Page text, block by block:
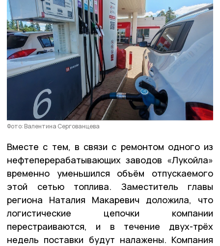
Фото: Валентина Сергованцева
Вместе с тем, в связи с ремонтом одного из
нефтеперерабатывающих заводов «Лукойла»
временно уменьшился объём отпускаемого
этой сетью топлива. Заместитель главы
региона Наталия Макаревич доложила, что
логистические цепочки компании
перестраиваются, и в течение двух-трёх
недель поставки будут налажены. Компания